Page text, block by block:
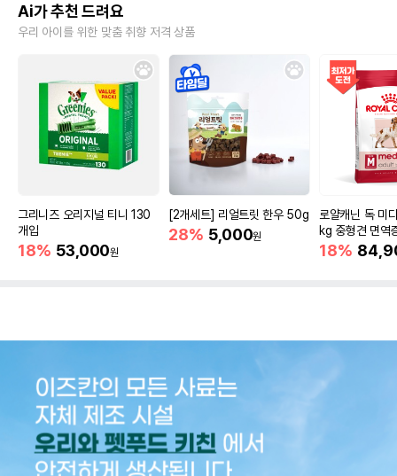
Ai가 추천 드려요
우리 아이를 위한 맞춤 취향 저격 상품
그리니즈 오리지널 티니 130
개입
18% 53,000원
[2개세트] 리얼트릿 한우 50g
28% 5,000원
로얄캐닌 독 미
kg 중형견 면역
18%